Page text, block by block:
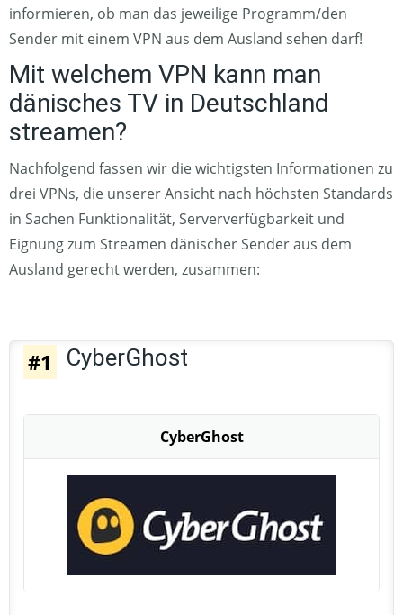
informieren, ob man das jeweilige Programm/den
Sender mit einem VPN aus dem Ausland sehen darf!
Mit welchem VPN kann man
dänisches TV in Deutschland
streamen?
Nachfolgend fassen wir die wichtigsten Informationen zu
drei VPNs, die unserer Ansicht nach höchsten Standards
in Sachen Funktionalität, Serververfügbarkeit und
Eignung zum Streamen dänischer Sender aus dem
Ausland gerecht werden, zusammen:
#1 CyberGhost
CyberGhost